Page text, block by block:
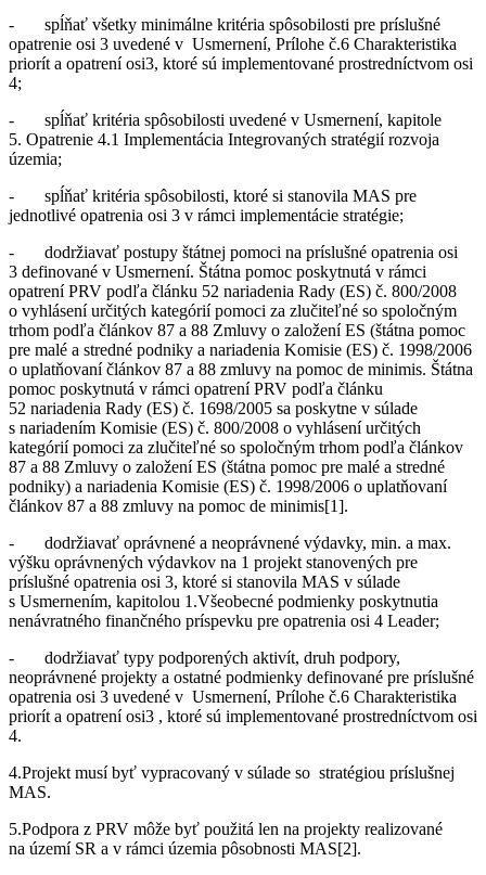
- spĺňať všetky minimálne kritéria spôsobilosti pre príslušné
opatrenie osi 3 uvedené v Usmernení, Prílohe č.6 Charakteristika
priorít a opatrení osi3, ktoré sú implementované prostredníctvom osi
4;
- spĺňať kritéria spôsobilosti uvedené v Usmernení, kapitole
5. Opatrenie 4.1 Implementácia Integrovaných stratégií rozvoja
územia;
- spĺňať kritéria spôsobilosti, ktoré si stanovila MAS pre
jednotlivé opatrenia osi 3 v rámci implementácie stratégie;
- dodržiavať postupy štátnej pomoci na príslušné opatrenia osi
3 definované v Usmernení. Štátna pomoc poskytnutá v rámci
opatrení PRV podľa článku 52 nariadenia Rady (ES) č. 800/2008
o vyhlásení určitých kategórií pomoci za zlučiteľné so spoločným
trhom podľa článkov 87 a 88 Zmluvy o založení ES (štátna pomoc
pre malé a stredné podniky a nariadenia Komisie (ES) č. 1998/2006
o uplatňovaní článkov 87 a 88 zmluvy na pomoc de minimis. Štátna
pomoc poskytnutá v rámci opatrení PRV podľa článku
52 nariadenia Rady (ES) č. 1698/2005 sa poskytne v súlade
s nariadením Komisie (ES) č. 800/2008 o vyhlásení určitých
kategórií pomoci za zlučiteľné so spoločným trhom podľa článkov
87 a 88 Zmluvy o založení ES (štátna pomoc pre malé a stredné
podniky) a nariadenia Komisie (ES) č. 1998/2006 o uplatňovaní
článkov 87 a 88 zmluvy na pomoc de minimis[1].
- dodržiavať oprávnené a neoprávnené výdavky, min. a max.
výšku oprávnených výdavkov na 1 projekt stanovených pre
príslušné opatrenia osi 3, ktoré si stanovila MAS v súlade
s Usmernením, kapitolou 1.Všeobecné podmienky poskytnutia
nenávratného finančného príspevku pre opatrenia osi 4 Leader;
- dodržiavať typy podporených aktivít, druh podpory,
neoprávnené projekty a ostatné podmienky definované pre príslušné
opatrenia osi 3 uvedené v Usmernení, Prílohe č.6 Charakteristika
priorít a opatrení osi3 , ktoré sú implementované prostredníctvom osi
4.
4.Projekt musí byť vypracovaný v súlade so stratégiou príslušnej
MAS.
5.Podpora z PRV môže byť použitá len na projekty realizované
na území SR a v rámci územia pôsobnosti MAS[2].